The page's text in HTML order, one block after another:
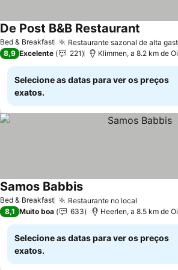
Bed & Breakfast Restaurante sazonal de alta
De Post B&B Restaurant
8,9 Excelente 221 Klimmen, a 8.2 km de
Selecione as datas para ver os preços
exatos.
Bed & Breakfast Restaurante no local
Samos Babbis
8,1 Muito boa 633 Heerlen, a 8.5 km de
Selecione as datas para ver os preços
exatos.